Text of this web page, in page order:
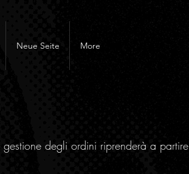
Neue Seite More
degli ordini riprenderà a partire